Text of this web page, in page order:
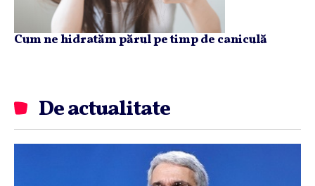
Cum ne hidratăm părul pe timp de caniculă
De actualitate